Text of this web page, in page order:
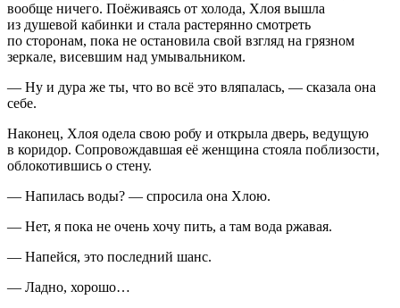
вообще ничего. Поёживаясь от холода, Хлоя вышла
из душевой кабинки и стала растерянно смотреть
по сторонам, пока не остановила свой взгляд на грязном
зеркале, висевшим над умывальником.
— Ну и дура же ты, что во всё это вляпалась, — сказала она
себе.
Наконец, Хлоя одела свою робу и открыла дверь, ведущую
в коридор. Сопровождавшая её женщина стояла поблизости,
облокотившись о стену.
— Напилась воды? — спросила она Хлою.
— Нет, я пока не очень хочу пить, а там вода ржавая.
— Напейся, это последний шанс.
— Ладно, хорошо…